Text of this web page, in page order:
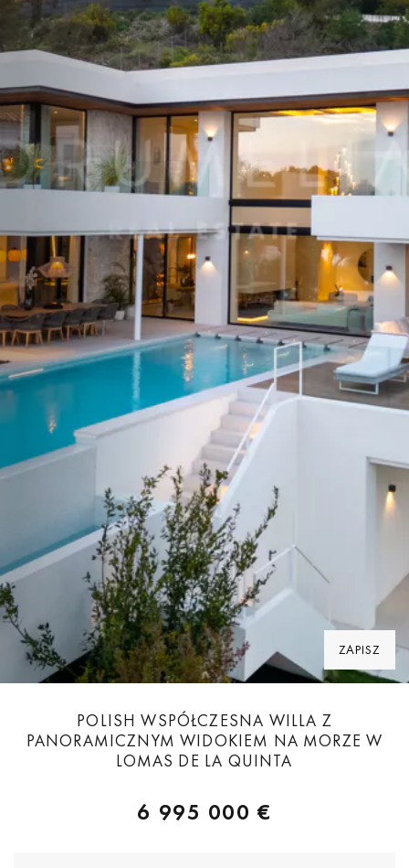
ZAPISZ
POLISH WSPÓŁCZESNA WILLA Z
PANORAMICZNYM WIDOKIEM NA MORZE W
LOMAS DE LA QUINTA
6 995 000 €